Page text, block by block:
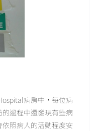
病房中，每位病
過程中還發現有些病
照病人的活動程度安